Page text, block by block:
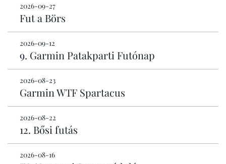
2026-09-27
Fut a Börs
2026-09-12
9. Garmin Patakparti Futónap
2026-08-23
Garmin WTF Spartacus
2026-08-22
12. Bősi futás
2026-08-16